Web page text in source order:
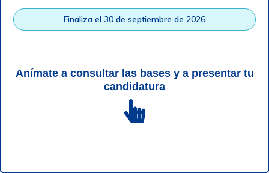
Finaliza el 30 de septiembre de 2026
Anímate a consultar las bases y a presentar tu
candidatura